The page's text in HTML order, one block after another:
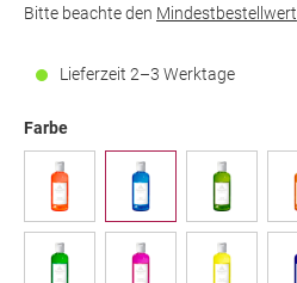
Bitte beachte den Mindestbestellwert
Lieferzeit 2–3 Werktage
Farbe